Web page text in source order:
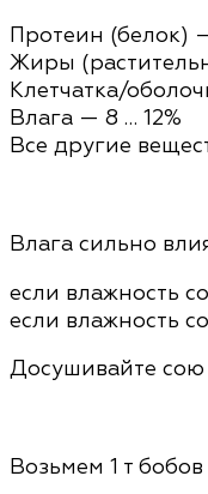
Протеин (белок)
Жиры
Клетчатка/
Влага — 8 … 12%
Все другие
Влага сильно
если влажность
если влажность
Досушивайте сою
Возьмем 1 т бобов